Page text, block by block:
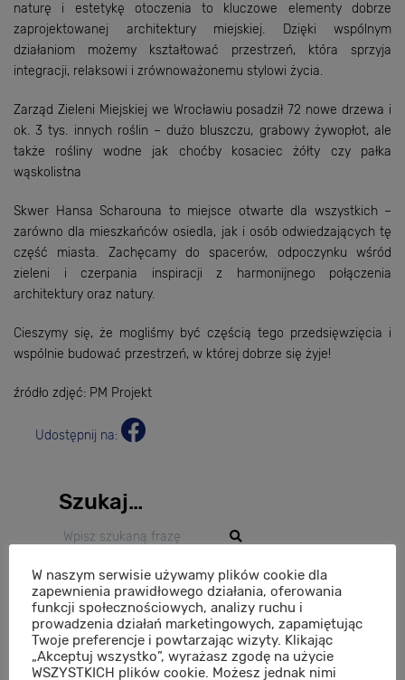
naturę i estetykę otoczenia to kluczowe elementy dobrze
zaprojektowanej architektury miejskiej. Dzięki wspólnym
działaniom możemy kształtować przestrzeń, która sprzyja
integracji, relaksowi i zrównoważonemu stylowi życia.
Zarząd Zieleni Miejskiej we Wrocławiu posadził 72 nowe drzewa i
ok. 3 tys. innych roślin – dużo bluszczu, grabowy żywopłot, ale
także rośliny wodne jak choćby kosaciec żółty czy pałka
wąskolistna
Skwer Hansa Scharouna to miejsce otwarte dla wszystkich –
zarówno dla mieszkańców osiedla, jak i osób odwiedzających tę
część miasta. Zachęcamy do spacerów, odpoczynku wśród
zieleni i czerpania inspiracji z harmonijnego połączenia
architektury oraz natury.
Cieszymy się, że mogliśmy być częścią tego przedsięwzięcia i
wspólnie budować przestrzeń, w której dobrze się żyje!
źródło zdjęć: PM Projekt
Udostępnij na:
Szukaj…
Ostatnie wpisy
Essense Baltic w Dziwnowie – przestrzeń, która podnosi
komfort życia i wypoczynku
Premiera inwestycji Atria na Nowych Żernikach – nowy
rozdział w rozwoju modelowego osiedla Wrocławia
W naszym serwisie używamy plików cookie dla
zapewnienia prawidłowego działania, oferowania
funkcji społecznościowych, analizy ruchu i
prowadzenia działań marketingowych, zapamiętując
Twoje preferencje i powtarzając wizyty. Klikając
„Akceptuj wszystko”, wyrażasz zgodę na użycie
WSZYSTKICH plików cookie. Możesz jednak nimi